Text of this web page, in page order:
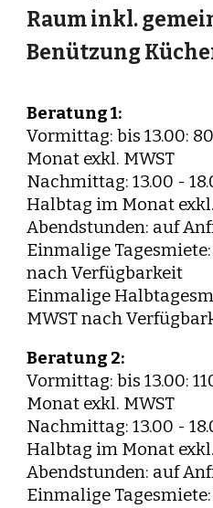
Raum inkl.
Benützung
Beratung 1:
Vormittag: bis 13.00:
Monat exkl. MWST
Nachmittag: 13.00 -
Halbtag im Monat
Abendstunden: auf
Einmalige
nach Verfügbarkeit
Einmalige
MWST nach
Beratung 2:
Vormittag: bis 13.00:
Monat exkl. MWST
Nachmittag: 13.00 -
Halbtag im Monat
Abendstunden: auf
Einmalige Tagesmiete: